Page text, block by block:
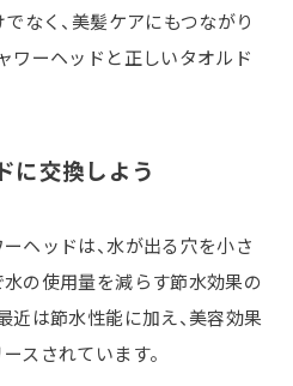
なく、美髪ケアにもつながり
ワーヘッドと正しいタオルド
に交換しよう
ヘッドは、水が出る穴を小さ
の使用量を減らす節水効果の
近は節水性能に加え、美容効果
スされています。